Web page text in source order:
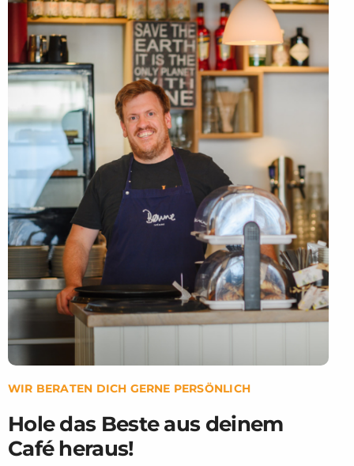
WIR BERATEN DICH GERNE PERSÖNLICH
Hole das Beste aus deinem
Café heraus!